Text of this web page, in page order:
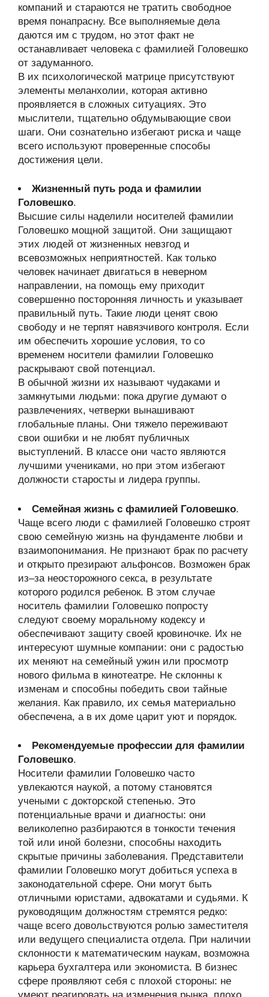
компаний и стараются не тратить свободное
время понапрасну. Все выполняемые дела
даются им с трудом, но этот факт не
останавливает человека с фамилией Головешко
от задуманного.
В их психологической матрице присутствуют
элементы меланхолии, которая активно
проявляется в сложных ситуациях. Это
мыслители, тщательно обдумывающие свои
шаги. Они сознательно избегают риска и чаще
всего используют проверенные способы
достижения цели.
Жизненный путь рода и фамилии
Головешко.
Высшие силы наделили носителей фамилии
Головешко мощной защитой. Они защищают
этих людей от жизненных невзгод и
всевозможных неприятностей. Как только
человек начинает двигаться в неверном
направлении, на помощь ему приходит
совершенно посторонняя личность и указывает
правильный путь. Такие люди ценят свою
свободу и не терпят навязчивого контроля. Если
им обеспечить хорошие условия, то со
временем носители фамилии Головешко
раскрывают свой потенциал.
В обычной жизни их называют чудаками и
замкнутыми людьми: пока другие думают о
развлечениях, четверки вынашивают
глобальные планы. Они тяжело переживают
свои ошибки и не любят публичных
выступлений. В классе они часто являются
лучшими учениками, но при этом избегают
должности старосты и лидера группы.
Семейная жизнь с фамилией Головешко.
Чаще всего люди с фамилией Головешко строят
свою семейную жизнь на фундаменте любви и
взаимопонимания. Не признают брак по расчету
и открыто презирают альфонсов. Возможен брак
из–за неосторожного секса, в результате
которого родился ребенок. В этом случае
носитель фамилии Головешко попросту
следуют своему моральному кодексу и
обеспечивают защиту своей кровиночке. Их не
интересуют шумные компании: они с радостью
их меняют на семейный ужин или просмотр
нового фильма в кинотеатре. Не склонны к
изменам и способны победить свои тайные
желания. Как правило, их семья материально
обеспечена, а в их доме царит уют и порядок.
Рекомендуемые профессии для фамилии
Головешко.
Носители фамилии Головешко часто
увлекаются наукой, а потому становятся
учеными с докторской степенью. Это
потенциальные врачи и диагносты: они
великолепно разбираются в тонкости течения
той или иной болезни, способны находить
скрытые причины заболевания. Представители
фамилии Головешко могут добиться успеха в
законодательной сфере. Они могут быть
отличными юристами, адвокатами и судьями. К
руководящим должностям стремятся редко:
чаще всего довольствуются ролью заместителя
или ведущего специалиста отдела. При наличии
склонности к математическим наукам, возможна
карьера бухгалтера или экономиста. В бизнес
сфере проявляют себя с плохой стороны: не